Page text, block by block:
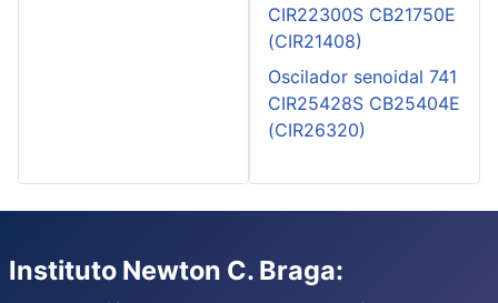
CIR22300S CB21750E
(CIR21408)
Oscilador senoidal 741
CIR25428S CB25404E
(CIR26320)
Instituto Newton C. Braga: